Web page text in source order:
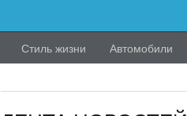
Стиль жизни Автомобили